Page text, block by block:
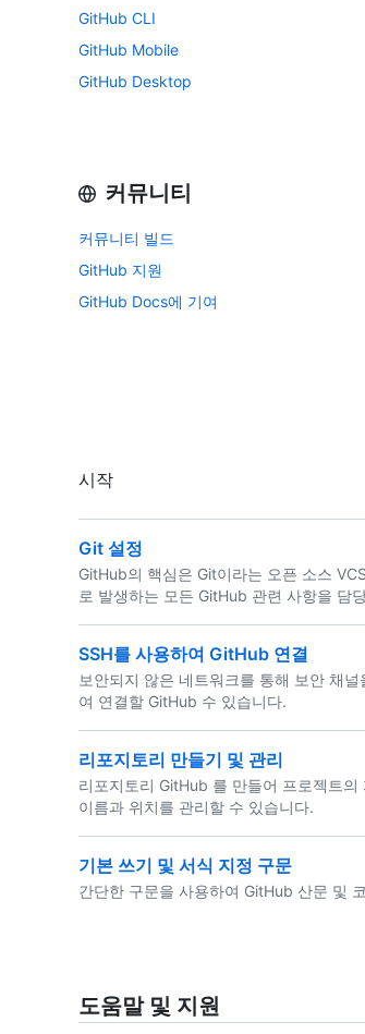
GitHub CLI
GitHub Mobile
GitHub Desktop
커뮤니티
커뮤니티 빌드
GitHub 지원
GitHub Docs에 기여
시작
Git 설정
GitHub의 핵심은 Git이라는 오픈 소스
로 발생하는 모든 GitHub 관련 사항을 담
SSH를 사용하여 GitHub 연결
보안되지 않은 네트워크를 통해 보안 채
여 연결할 GitHub 수 있습니다.
리포지토리 만들기 및 관리
리포지토리 GitHub 를 만들어 프로젝트
이름과 위치를 관리할 수 있습니다.
기본 쓰기 및 서식 지정 구문
간단한 구문을 사용하여 GitHub 산문 및
도움말 및 지원